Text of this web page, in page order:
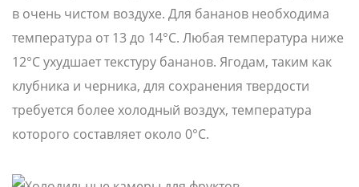
в очень чистом воздухе. Для бананов необходима
температура от 13 до 14°C. Любая температура ниже
12°C ухудшает текстуру бананов. Ягодам, таким как
клубника и черника, для сохранения твердости
требуется более холодный воздух, температура
которого составляет около 0°C.